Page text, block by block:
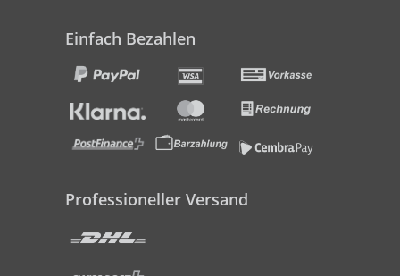
Einfach Bezahlen
Professioneller Versand